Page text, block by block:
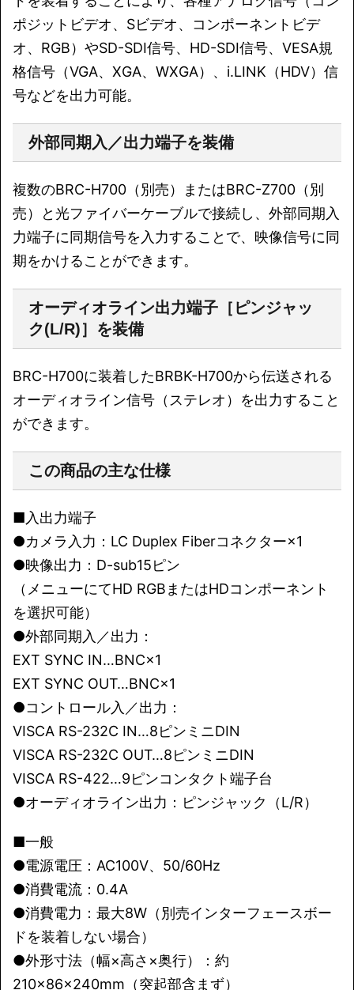
ポジットビデオ、Sビデオ、コンポーネントビデ
オ、RGB）やSD-SDI信号、HD-SDI信号、VESA規
格信号（VGA、XGA、WXGA）、i.LINK（HDV）信
号などを出力可能。
外部同期入／出力端子を装備
複数のBRC-H700（別売）またはBRC-Z700（別
売）と光ファイバーケーブルで接続し、外部同期入
力端子に同期信号を入力することで、映像信号に同
期をかけることができます。
オーディオライン出力端子［ピンジャッ
ク(L/R)］を装備
BRC-H700に装着したBRBK-H700から伝送される
オーディオライン信号（ステレオ）を出力すること
ができます。
この商品の主な仕様
■入出力端子
●カメラ入力：LC Duplex Fiberコネクター×1
●映像出力：D-sub15ピン
（メニューにてHD RGBまたはHDコンポーネント
を選択可能）
●外部同期入／出力：
EXT SYNC IN…BNC×1
EXT SYNC OUT…BNC×1
●コントロール入／出力：
VISCA RS-232C IN…8ピンミニDIN
VISCA RS-232C OUT…8ピンミニDIN
VISCA RS-422…9ピンコンタクト端子台
●オーディオライン出力：ピンジャック（L/R）
■一般
●電源電圧：AC100V、50/60Hz
●消費電流：0.4A
●消費電力：最大8W（別売インターフェースボー
ドを装着しない場合）
●外形寸法（幅×高さ×奥行）：約
210×86×240mm（突起部含まず）